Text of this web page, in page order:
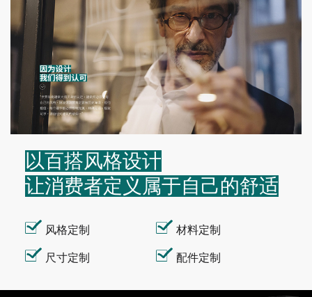
以百搭风格设计
让消费者定义属于自己的舒适
风格定制 材料定制
尺寸定制 配件定制